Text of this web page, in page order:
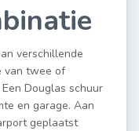
verschillende
van twee of
Douglas schuur
en garage. Aan
geplaatst